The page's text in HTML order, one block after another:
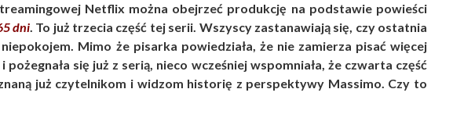
Netflix można obejrzeć produkcję na podstawie powieści
dni. To już trzecia część tej serii. Wszyscy zastanawiają się, czy ostatnia
Mimo że pisarka powiedziała, że nie zamierza pisać więcej
się już z serią, nieco wcześniej wspomniała, że czwarta część
już czytelnikom i widzom historię z perspektywy Massimo. Czy to